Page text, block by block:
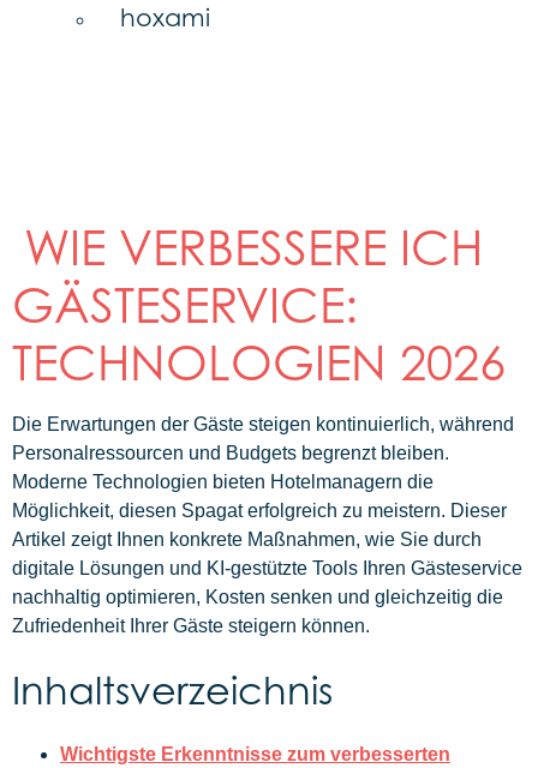
hoxami
WIE VERBESSERE ICH
GÄSTESERVICE:
TECHNOLOGIEN 2026
Die Erwartungen der Gäste steigen kontinuierlich, während
Personalressourcen und Budgets begrenzt bleiben.
Moderne Technologien bieten Hotelmanagern die
Möglichkeit, diesen Spagat erfolgreich zu meistern. Dieser
Artikel zeigt Ihnen konkrete Maßnahmen, wie Sie durch
digitale Lösungen und KI-gestützte Tools Ihren Gästeservice
nachhaltig optimieren, Kosten senken und gleichzeitig die
Zufriedenheit Ihrer Gäste steigern können.
Inhaltsverzeichnis
Wichtigste Erkenntnisse zum verbesserten